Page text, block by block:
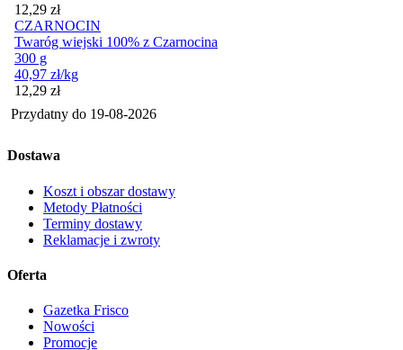
Cena
12,29 zł
CZARNOCIN
Twaróg wiejski 100% z Czarnocina
300 g
40,97 zł/kg
Cena
12,29 zł
Przydatny do 19-08-2026
Dostawa
Koszt i obszar dostawy
Metody Płatności
Terminy dostawy
Reklamacje i zwroty
Oferta
Gazetka Frisco
Nowości
Promocje